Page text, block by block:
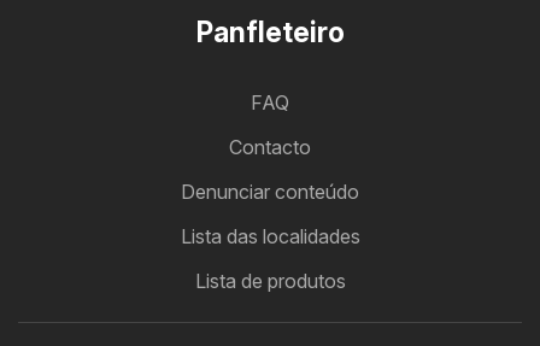
Panfleteiro
FAQ
Contacto
Denunciar conteúdo
Lista das localidades
Lista de produtos